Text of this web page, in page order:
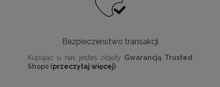
Bezpieczeństwo transakcji
Kupując u nas jesteś objęty Gwarancją Trusted
Shops (przeczytaj więcej)